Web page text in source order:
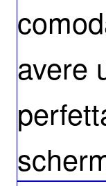
avere